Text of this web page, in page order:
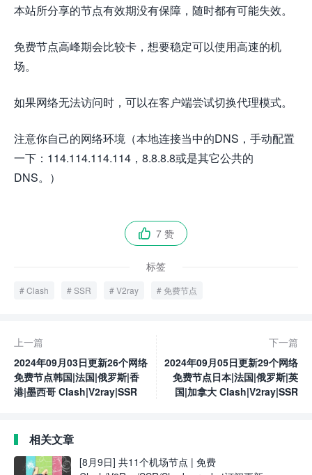
本站所分享的节点有效期没有保障，随时都有可能失效。
免费节点高峰期会比较卡，想要稳定可以使用高速的机
场。
如果网络无法访问时，可以在客户端尝试切换代理模式。
注意你自己的网络环境（本地连接当中的DNS，手动配置
一下：114.114.114.114，8.8.8.8或是其它公共的
DNS。）
 7 赞
标签
Clash SSR V2ray 免费节点
上一篇
2024年09月03日更新26个网络
免费节点韩国|法国|俄罗斯|香
港|墨西哥 Clash|V2ray|SSR
下一篇
2024年09月05日更新29个网络
免费节点日本|法国|俄罗斯|英
国|加拿大 Clash|V2ray|SSR
相关文章
[8月9日] 共11个机场节点 | 免费